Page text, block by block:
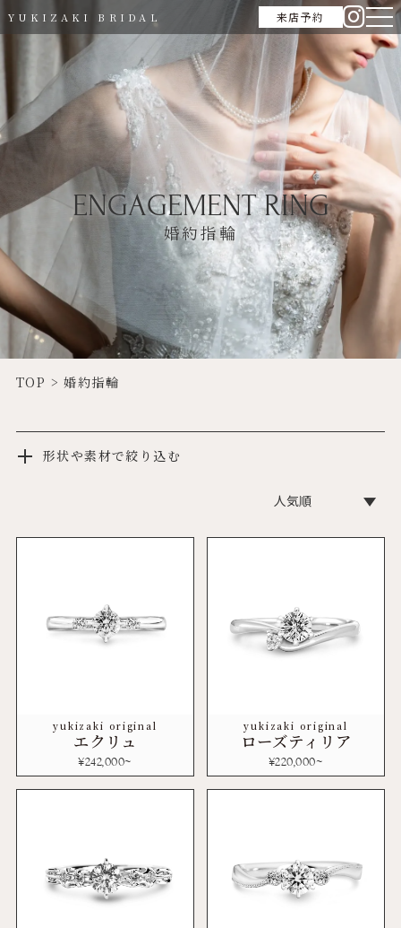
YUKIZAKI BRIDAL 来店予約
ENGAGEMENT RING
婚約指輪
TOP >婚約指輪
形状や素材で絞り込む
yukizaki original
エクリュ
¥242,000~
yukizaki original
ローズティリア
¥220,000~